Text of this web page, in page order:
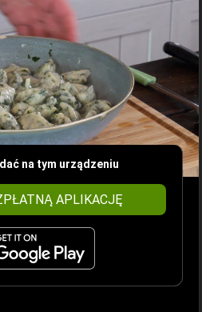
na tym urządzeniu
APLIKACJĘ